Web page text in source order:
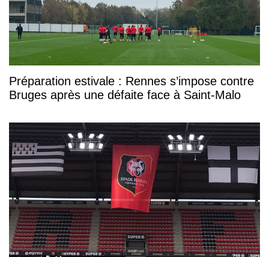
Préparation estivale : Rennes s’impose contre
Bruges après une défaite face à Saint-Malo